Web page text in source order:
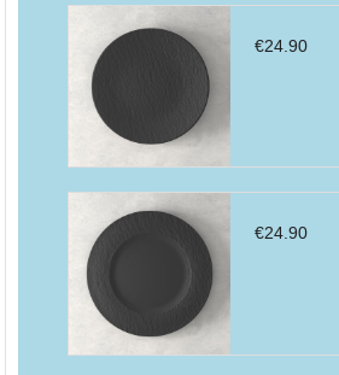
€24.90
€24.90